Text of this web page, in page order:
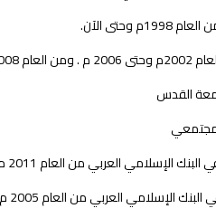
الآن.
م .
القدس
العربي من العام 2011 م وحتى 2018م .
العربي من العام 2005 م وحتى 2011م .